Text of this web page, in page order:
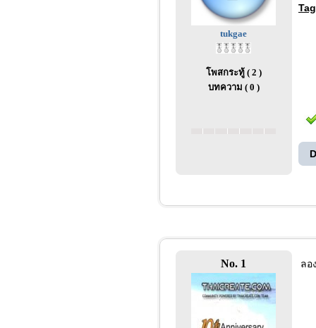
tukgae
โพสกระทู้ ( 2 )
บทความ ( 0 )
Tag
No. 1 ลอ